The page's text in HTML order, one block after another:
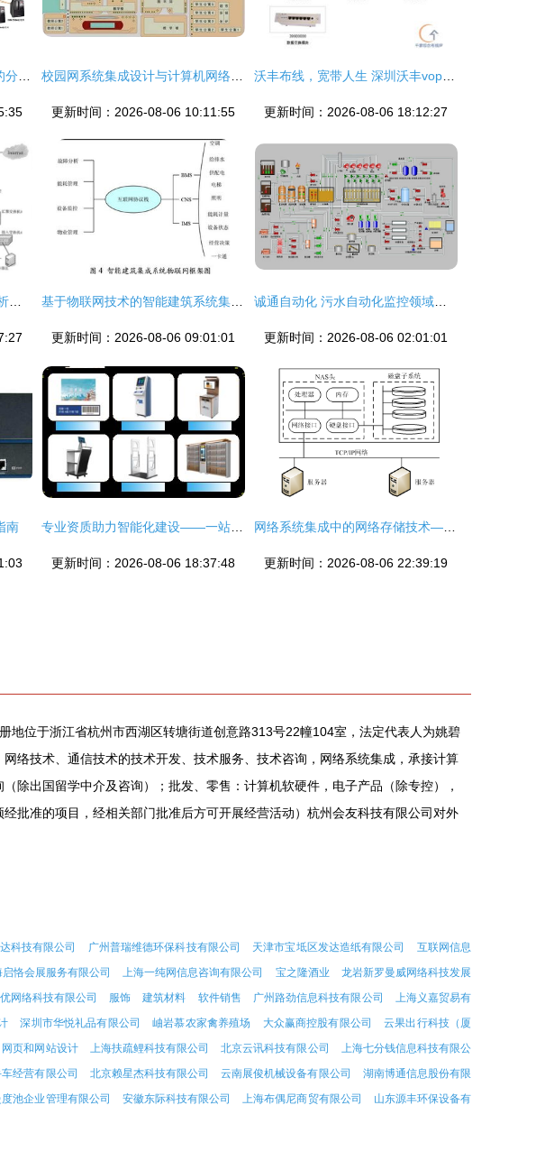
更新时间：2026-08-06 10:11:55 更新时间：2026-08-06 18:12:27
更新时间：2026-08-06 09:01:01 更新时间：2026-08-06 02:01:01
南
更新时间：2026-08-06 18:37:48 更新时间：2026-08-06 22:39:19
地位于浙江省杭州市西湖区转塘街道创意路313号22幢104室，法定代表人为姚碧
络技术、通信技术的技术开发、技术服务、技术咨询，网络系统集成，承接计算
除出国留学中介及咨询）；批发、零售：计算机软硬件，电子产品（除专控），
批准的项目，经相关部门批准后方可开展经营活动）杭州会友科技有限公司对外
科技有限公司 广州普瑞维德环保科技有限公司 天津市宝坻区发达造纸有限公司
互联网信息
启恪会展服务有限公司 上海一纯网信息咨询有限公司 宝之隆酒业
龙岩新罗曼威网络科技发展
网络科技有限公司 服饰 建筑材料 软件销售 广州路劲信息科技有限公司
上海义嘉贸易有
深圳市华悦礼品有限公司 岫岩慕农家禽养殖场 大众赢商控股有限公司
云果出行科技（厦
网页和网站设计 上海扶疏鲤科技有限公司 北京云讯科技有限公司
上海七分钱信息科技有限公
经营有限公司 北京赖星杰科技有限公司 云南展俊机械设备有限公司
湖南博通信息股份有限
池企业管理有限公司 安徽东际科技有限公司 上海布偶尼商贸有限公司
山东源丰环保设备有